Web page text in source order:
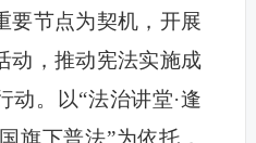
要节点为契机，开展
动，推动宪法实施成
动。以“法治讲堂·逢